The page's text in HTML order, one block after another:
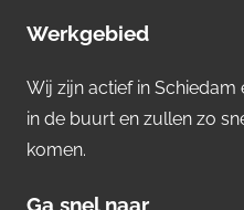
Werkgebied
Wij zijn actief in
in de buurt en zullen zo
komen.
Ga snel naar